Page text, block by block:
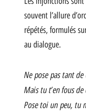
souvent l’allure
répétés, formulés
au dialogue.
Ne pose pas tant
Mais tu t’en fous
Pose toi un peu, tu